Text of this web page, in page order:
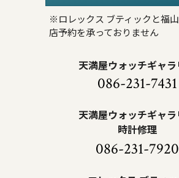
※ロレックス ブティックと福
店予約を承っておりません
天満屋ウォッチギャラ
086-231-7431
天満屋ウォッチギャラ
時計修理
086-231-7920